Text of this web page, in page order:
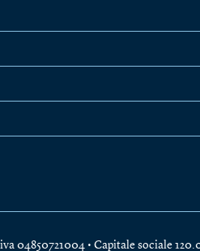
04850721004 • Capitale sociale